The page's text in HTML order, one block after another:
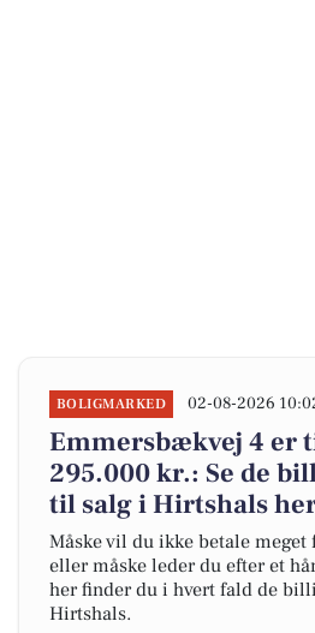
BOLIGMARKED 02-08-2026
Emmersbækvej 4 er
295.000 kr.: Se de
til salg i Hirtshals
Måske vil du ikke betale
eller måske leder du efter et
her finder du i hvert fald de
Hirtshals.